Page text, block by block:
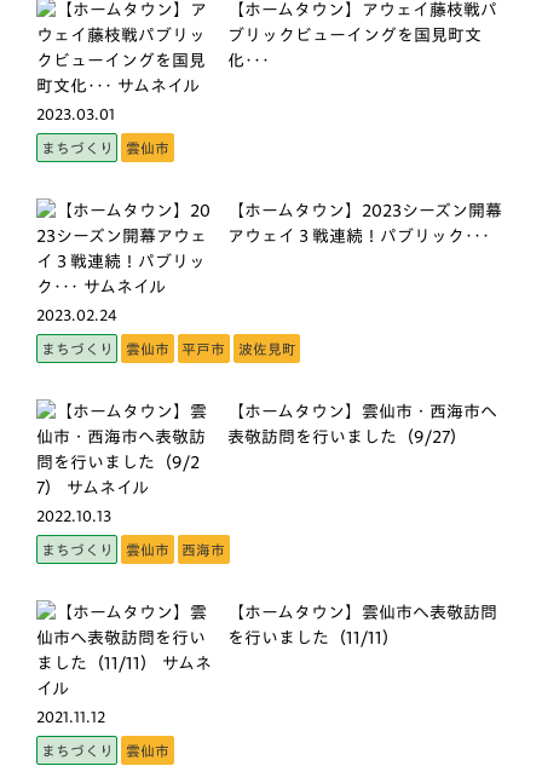
2023.03.01
【ホームタウン】アウェイ藤枝戦パ
ブリックビューイングを国見町文
化･･･
まちづくり 雲仙市
2023.02.24
【ホームタウン】2023シーズン開幕
アウェイ３戦連続！パブリック･･･
まちづくり 雲仙市 平戸市 波佐見町
2022.10.13
【ホームタウン】雲仙市・西海市へ
表敬訪問を行いました（9/27）
まちづくり 雲仙市 西海市
2021.11.12
【ホームタウン】雲仙市へ表敬訪問
を行いました（11/11）
まちづくり 雲仙市